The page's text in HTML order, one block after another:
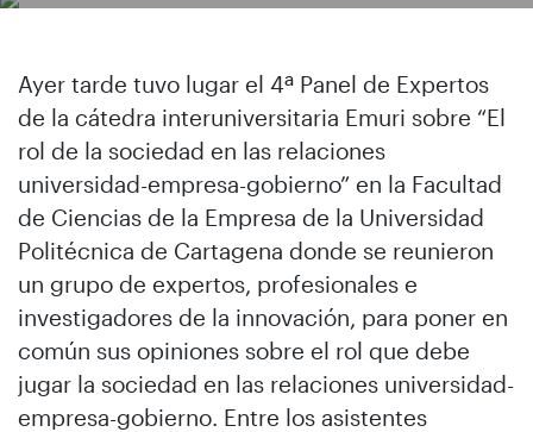
Ayer tarde tuvo lugar el 4ª Panel de Expertos
de la cátedra interuniversitaria Emuri sobre “El
rol de la sociedad en las relaciones
universidad-empresa-gobierno” en la Facultad
de Ciencias de la Empresa de la Universidad
Politécnica de Cartagena donde se reunieron
un grupo de expertos, profesionales e
investigadores de la innovación, para poner en
común sus opiniones sobre el rol que debe
jugar la sociedad en las relaciones universidad-
empresa-gobierno. Entre los asistentes